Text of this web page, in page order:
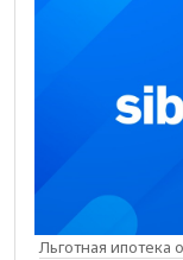
Льготная ипотека